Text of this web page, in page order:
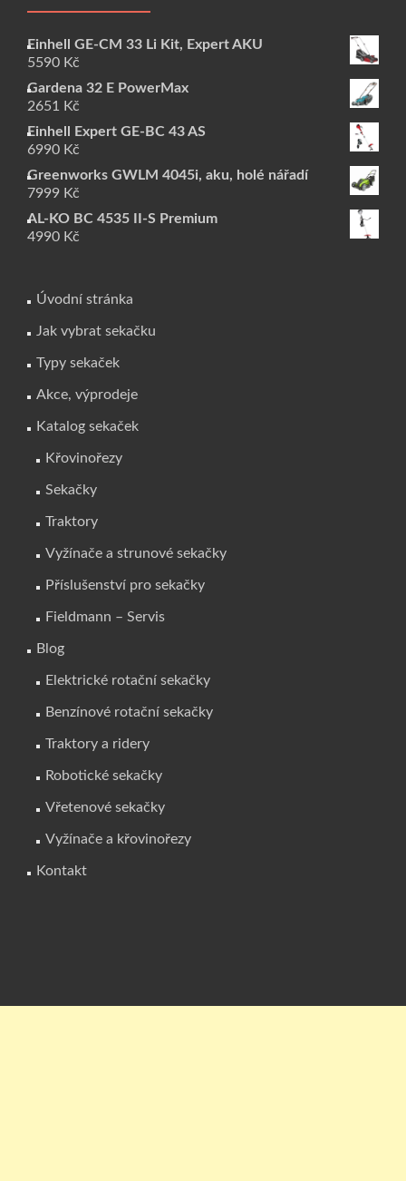
Einhell GE-CM 33 Li Kit, Expert AKU
5590 Kč
Gardena 32 E PowerMax
2651
Kč
Einhell Expert GE-BC 43 AS
6990 Kč
Greenworks GWLM 4045i, aku, holé nářadí
7999 Kč
AL-KO BC 4535 II-S Premium
4990 Kč
Úvodní stránka
Jak vybrat sekačku
Typy sekaček
Akce, výprodeje
Katalog sekaček
Křovinořezy
Sekačky
Traktory
Vyžínače a strunové sekačky
Příslušenství pro sekačky
Fieldmann – Servis
Blog
Elektrické rotační sekačky
Benzínové rotační sekačky
Traktory a ridery
Robotické sekačky
Vřetenové sekačky
Vyžínače a křovinořezy
Kontakt